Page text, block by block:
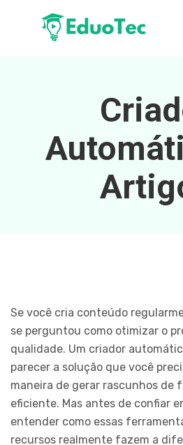
Se você cria conteúdo
se perguntou como otimizar o
qualidade. Um criador
parecer a solução que você
maneira de gerar rascunhos de
eficiente. Mas antes de confiar
entender como essas
recursos realmente fazem a